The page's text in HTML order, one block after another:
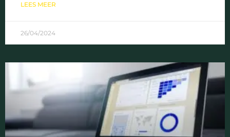
LEES MEER
26/04/2024